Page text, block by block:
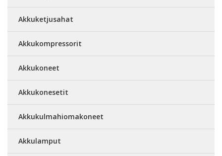
Akkuketjusahat
Akkukompressorit
Akkukoneet
Akkukonesetit
Akkukulmahiomakoneet
Akkulamput